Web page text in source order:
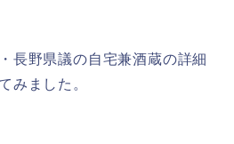
長野県議の自宅兼酒蔵の詳細
みました。